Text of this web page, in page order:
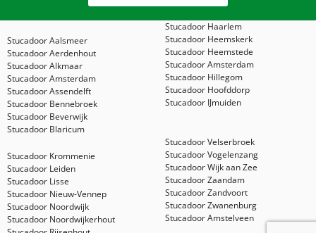
Stucadoor Aalsmeer
Stucadoor Aerdenhout
Stucadoor Alkmaar
Stucadoor Amsterdam
Stucadoor Assendelft
Stucadoor Bennebroek
Stucadoor Beverwijk
Stucadoor Blaricum
Stucadoor Haarlem
Stucadoor Heemskerk
Stucadoor Heemstede
Stucadoor Amsterdam
Stucadoor Hillegom
Stucadoor Hoofddorp
Stucadoor IJmuiden
Stucadoor Krommenie
Stucadoor Leiden
Stucadoor Lisse
Stucadoor Nieuw-Vennep
Stucadoor Noordwijk
Stucadoor Noordwijkerhout
Stucadoor Velserbroek
Stucadoor Vogelenzang
Stucadoor Wijk aan Zee
Stucadoor Zaandam
Stucadoor Zandvoort
Stucadoor Zwanenburg
Stucadoor Amstelveen